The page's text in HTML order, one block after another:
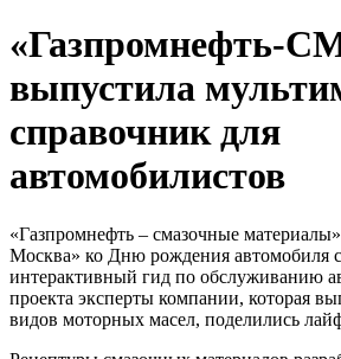
«Газпромнефть-
выпустила
справочник для​
автомобилистов
«Газпромнефть – смазочные
Москва»​ ко​ Дню​ рождения​ автомобиля
интерактивный гид по обслуживанию
проекта эксперты компании, которая
видов моторных масел, поделились